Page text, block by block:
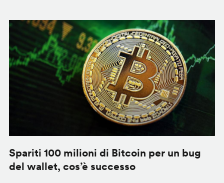
Spariti 100 milioni di Bitcoin per un bug
del wallet, cos’è successo